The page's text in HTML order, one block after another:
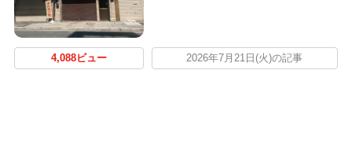
4,088ビュー 2026年7月21日(火)の記事